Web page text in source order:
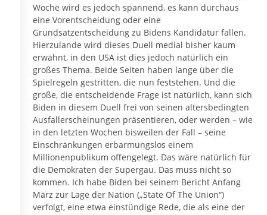
Woche wird es jedoch spannend, es kann durchaus
eine Vorentscheidung oder eine
Grundsatzentscheidung zu Bidens Kandidatur fallen.
Hierzulande wird dieses Duell medial bisher kaum
erwähnt, in den USA ist dies jedoch natürlich ein
großes Thema. Beide Seiten haben lange über die
Spielregeln gestritten, die nun feststehen. Und die
große, die entscheidende Frage ist natürlich, kann sich
Biden in diesem Duell frei von seinen altersbedingten
Ausfallerscheinungen präsentieren, oder werden – wie
in den letzten Wochen bisweilen der Fall – seine
Einschränkungen erbarmungslos einem
Millionenpublikum offengelegt. Das wäre natürlich für
die Demokraten der Supergau. Das muss nicht so
kommen. Ich habe Biden bei seinem Bericht Anfang
März zur Lage der Nation („State Of The Union“)
verfolgt, eine etwa einstündige Rede, die als eine der